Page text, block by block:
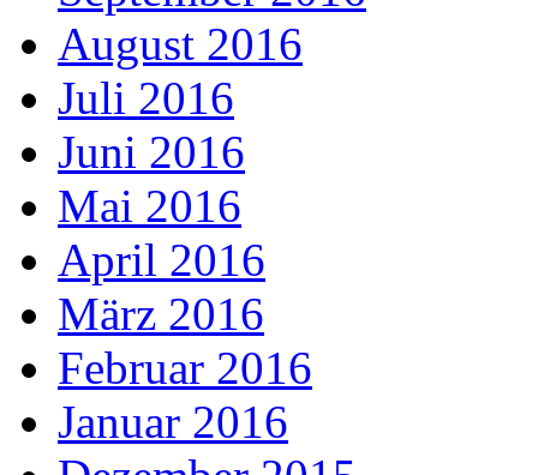
August 2016
Juli 2016
Juni 2016
Mai 2016
April 2016
März 2016
Februar 2016
Januar 2016